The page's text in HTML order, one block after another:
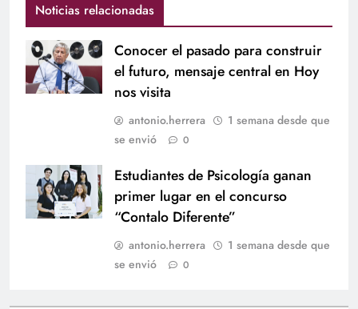
Noticias relacionadas
Conocer el pasado para construir
el futuro, mensaje central en Hoy
nos visita
antonio.herrera
1 semana desde que
se envió
0
Estudiantes de Psicología ganan
primer lugar en el concurso
“Contalo Diferente”
antonio.herrera
1 semana desde que
se envió
0